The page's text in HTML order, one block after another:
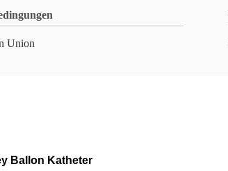
Union
Ballon Katheter